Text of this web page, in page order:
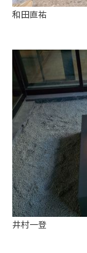
和田直祐
井村一登